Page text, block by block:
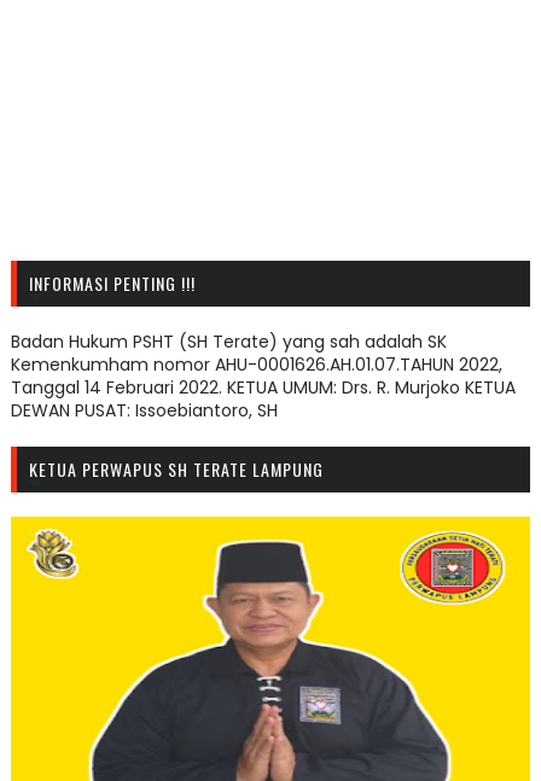
INFORMASI PENTING !!!
Badan Hukum PSHT (SH Terate) yang sah adalah SK
Kemenkumham nomor AHU-0001626.AH.01.07.TAHUN 2022,
Tanggal 14 Februari 2022. KETUA UMUM: Drs. R. Murjoko KETUA
DEWAN PUSAT: Issoebiantoro, SH
KETUA PERWAPUS SH TERATE LAMPUNG